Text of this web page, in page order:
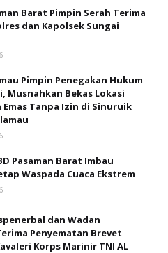
Barat Pimpin Serah Terima
dan Kapolsek Sungai
Pimpin Penegakan Hukum
Musnahkan Bekas Lokasi
Emas Tanpa Izin di Sinuruik
Pasaman Barat Imbau
Waspada Cuaca Ekstrem
dan Wadan
Penyematan Brevet
Korps Marinir TNI AL